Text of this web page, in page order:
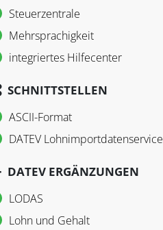
Steuerzentrale
Mehrsprachigkeit
integriertes Hilfecenter
SCHNITTSTELLEN
ASCII-Format
DATEV Lohnimportdatenservice
DATEV ERGÄNZUNGEN
LODAS
Lohn und Gehalt